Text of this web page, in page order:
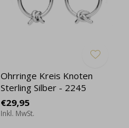
Ohrringe Kreis Knoten
Sterling Silber - 2245
€29,95
Inkl. MwSt.